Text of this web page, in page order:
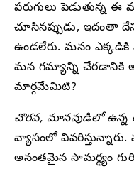
పరుగులు పెడుతున్న
చూసినప్పుడు, ఇదంతా
ఉండలేరు. మనం
మన గమ్యాన్ని చేరడానికి
మార్గమేమిటి?
చొరవ, మానవుడిలో ఉన్న
వ్యాసంలో
అనంతమైన సామర్థ్యం